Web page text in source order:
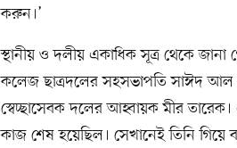
করুন।’
স্থানীয় ও দলীয় একাধিক সূত্র থেকে জানা
কলেজ ছাত্রদলের সহসভাপতি সাঈদ আল
স্বেচ্ছাসেবক দলের আহ্বায়ক মীর
কাজ শেষ হয়েছিল। সেখানেই তিনি